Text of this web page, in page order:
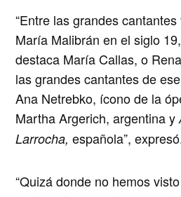
“Entre las grandes
María Malibrán en el siglo
destaca María Callas, o
las grandes cantantes de
Ana Netrebko, ícono de la
Martha Argerich, argentina y
Larrocha, española”,
“Quizá donde no hemos